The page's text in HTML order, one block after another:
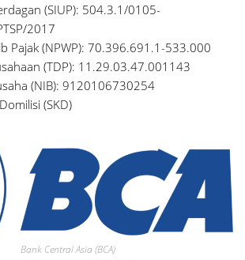
(SIUP): 504.3.1/0105-
2017
Pajak (NPWP): 70.396.691.1-533.000
(TDP): 11.29.03.47.001143
(NIB): 9120106730254
(SKD)
Bank Central Asia (BCA)